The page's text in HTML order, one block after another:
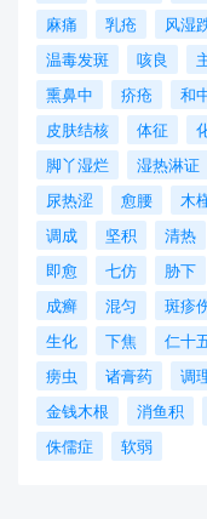
麻痛
乳疮 风湿
温毒发斑
咳良
熏鼻中
疥疮 和
皮肤结核
体征
脚丫湿烂
湿热淋证
尿热涩
愈腰 木
调成
坚积 清热
即愈
七仿 胁下
成癣
混匀 斑疹
生化
下焦 仁十
痨虫
诸膏药 调
金钱木根
消鱼积
侏儒症
软弱